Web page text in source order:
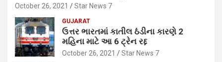
October 26, 2021 Star News 7
GUJARAT
ઉત્તર ભારતમાં કાતીલ ઠંડીના કારણે 2
મહિના માટે આ 6 ટ્રેન રદ્દ
October 26, 2021 Star News 7